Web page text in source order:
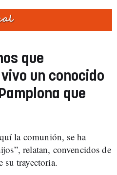
que
un conocido
que
la comunión, se ha
relatan, convencidos de
su trayectoria.